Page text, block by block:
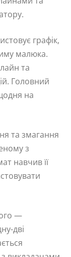
графік,
малюка.
та
Головний
на
та змагання
з
навчив її
—
дві